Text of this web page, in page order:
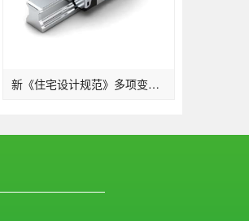
新《住宅设计规范》多项变化：2层及以上住宅设置电梯明确担架电梯尺寸…